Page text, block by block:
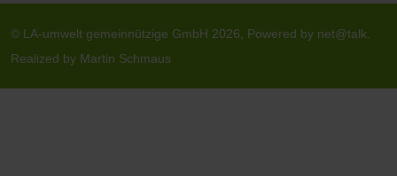
© LA-umwelt gemeinnützige GmbH 2026, Powered by net@talk.
Realized by Martin Schmaus